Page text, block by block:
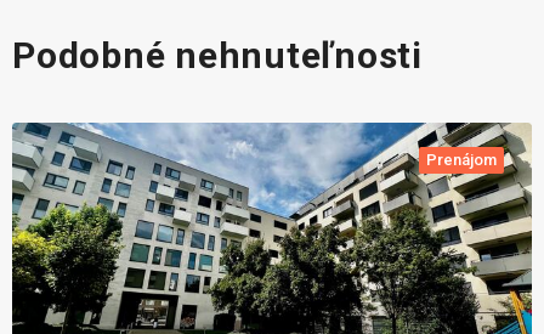
Podobné nehnuteľnosti
Prenájom